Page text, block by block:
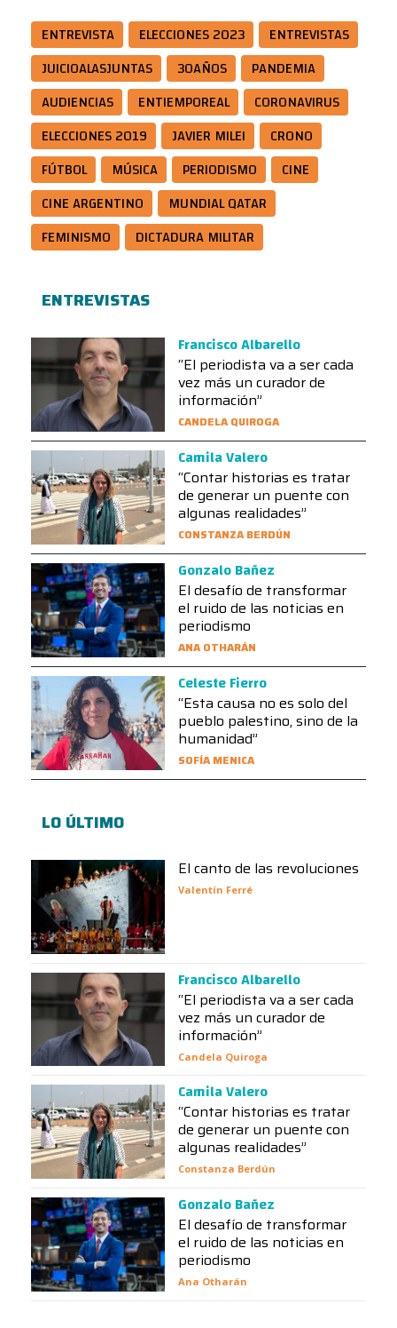
ENTREVISTA ELECCIONES 2023
ENTREVISTAS
JUICIOALASJUNTAS
30AÑOS
PANDEMIA
AUDIENCIAS
ENTIEMPOREAL
CORONAVIRUS
ELECCIONES 2019
JAVIER MILEI
CRONO
FÚTBOL
MÚSICA PERIODISMO
CINE
CINE ARGENTINO
MUNDIAL QATAR
FEMINISMO
DICTADURA MILITAR
ENTREVISTAS
Francisco Albarello
“El periodista va a ser cada
vez más un curador de
información”
CANDELA QUIROGA
Camila Valero
“Contar historias es tratar
de generar un puente con
algunas realidades”
CONSTANZA BERDÚN
Gonzalo Bañez
El desafío de transformar
el ruido de las noticias en
periodismo
ANA OTHARÁN
Celeste Fierro
“Esta causa no es solo del
pueblo palestino, sino de la
humanidad”
SOFÍA MENICA
LO ÚLTIMO
El canto de las revoluciones
Valentín Ferré
Francisco Albarello
“El periodista va a ser cada
vez más un curador de
información”
Candela Quiroga
Camila Valero
“Contar historias es tratar
de generar un puente con
algunas realidades”
Constanza Berdún
Gonzalo Bañez
El desafío de transformar
el ruido de las noticias en
periodismo
Ana Otharán